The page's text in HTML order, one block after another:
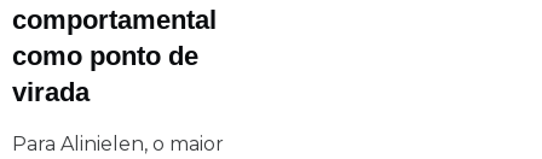
comportamental
como ponto de
virada
Para Alinielen, o maior